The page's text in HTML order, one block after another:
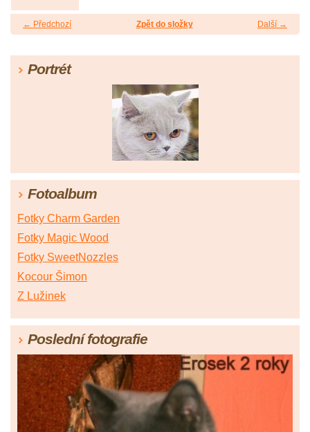
← Předchozí Další →
Zpět do složky
Portrét
Fotoalbum
Fotky Charm Garden
Fotky Magic Wood
Fotky SweetNozzles
Kocour Šimon
Z Lužinek
Poslední fotografie